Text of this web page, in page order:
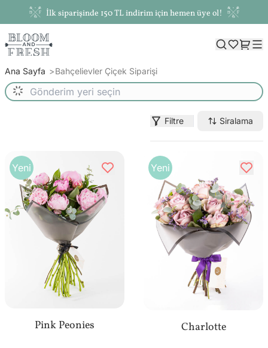
İlk siparişinde 150 TL indirim için hemen üye ol!
Ana Sayfa Bahçelievler Çiçek Siparişi
Filtre Siralama
Yeni
Pink Peonies
Yeni
Charlotte